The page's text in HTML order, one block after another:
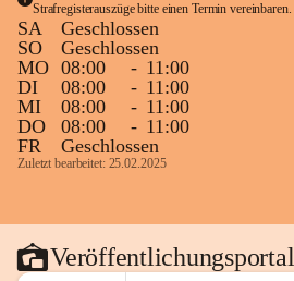
Strafregisterauszüge bitte einen Termin vereinbaren.
SA
Geschlossen
SO
Geschlossen
MO 08:00 - 11:00
DI
08:00 - 11:00
MI
08:00 - 11:00
DO
08:00 - 11:00
FR
Geschlossen
Zuletzt bearbeitet: 25.02.2025
Veröffentlichungsportal